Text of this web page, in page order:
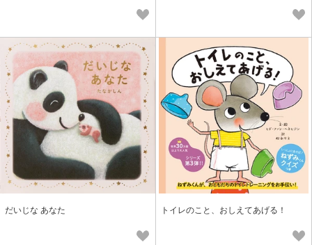
だいじな あなた トイレのこと、おしえてあげる！